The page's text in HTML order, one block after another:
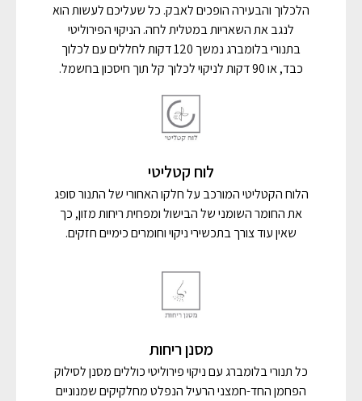
הלכלוך והבעירה הופכים לאבק. כל שעליכם לעשות הוא
לנגב את השאריות במטלית לחה. הניקוי הפירוליטי
בתנורי בלומברג נמשך 120 דקות לחללים עם לכלוך
כבד, או 90 דקות לניקוי לכלוך קל תוך חיסכון בחשמל.
לוח קטליטי
הלוח הקטליטי המורכב על חלקו האחורי של התנור סופג
את החומר השומני של הבישול ומפחית ריחות מזון, כך
שאין עוד צורך בתכשירי ניקוי וחומרים כימיים חזקים.
מסנן ריחות
כל תנורי בלומברג עם ניקוי פירוליטי כוללים מסנן לסילוק
הפחמן החד-חמצני הרעיל הנפלט מחלקיקים שמנוניים